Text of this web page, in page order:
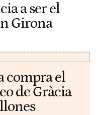
a ser el
Girona
compra el
de Gràcia